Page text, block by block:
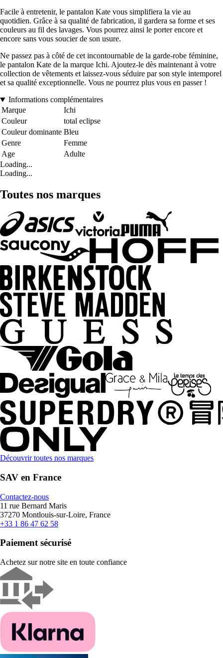
Facile à entretenir, le pantalon Kate vous simplifiera la vie au
quotidien. Grâce à sa qualité de fabrication, il gardera sa forme et ses
couleurs au fil des lavages. Vous pourrez ainsi le porter encore et
encore sans vous soucier de son usure.
Ne passez pas à côté de cet incontournable de la garde-robe féminine,
le pantalon Kate de la marque Ichi. Ajoutez-le dès maintenant à votre
collection de vêtements et laissez-vous séduire par son style intemporel
et sa qualité exceptionnelle. Vous ne pourrez plus vous en passer !
Informations complémentaires
Marque
Ichi
Couleur
total eclipse
Couleur dominante Bleu
Genre
Femme
Age
Adulte
Loading...
Loading...
Toutes nos marques
Découvrir toutes nos marques
SAV en France
Contactez-nous
11 rue Bernard Maris
37270 Montlouis-sur-Loire, France
+33 1 86 47 62 58
Paiement sécurisé
Achetez sur notre site en toute confiance